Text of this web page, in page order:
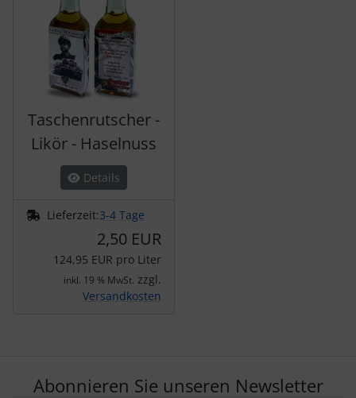
Taschenrutscher -
Likör - Haselnuss
Details
Lieferzeit:3-4 Tage
2,50 EUR
124,95 EUR pro Liter
inkl. 19 % MwSt. zzgl.
Versandkosten
Abonnieren Sie unseren Newsletter